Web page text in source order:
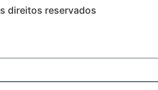
direitos reservados